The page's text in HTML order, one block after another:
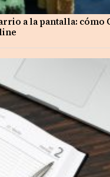
a la pantalla: cómo